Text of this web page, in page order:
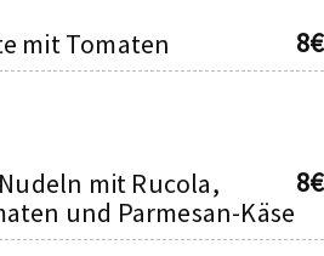
mit Tomaten 8€
mit Rucola,
und Parmesan-Käse
8€